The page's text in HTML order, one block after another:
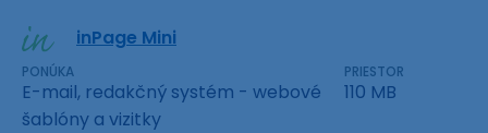
inPage Mini
PONÚKA
E-mail, redakčný systém - webové
šablóny a vizitky
PRIESTOR
110 MB